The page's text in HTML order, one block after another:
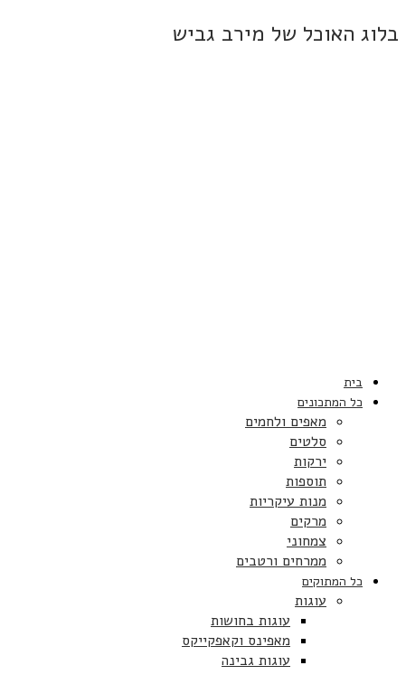
בלוג האוכל של מירב גביש
בית
כל המתכונים
מאפים ולחמים
סלטים
ירקות
תוספות
מנות עיקריות
מרקים
צמחוני
ממרחים ורטבים
כל המתוקים
עוגות
עוגות בחושות
מאפינס וקאפקייקס
עוגות גבינה